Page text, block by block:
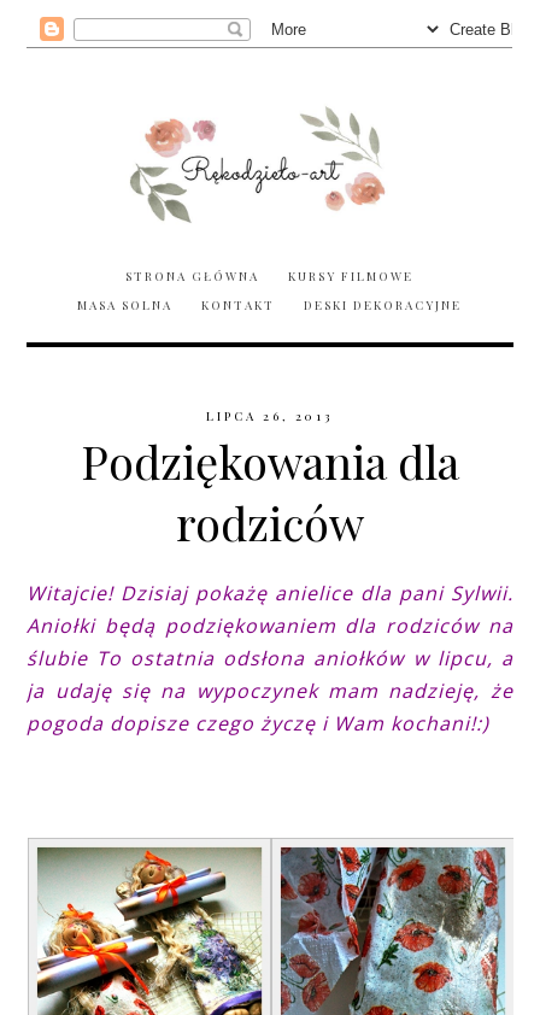
STRONA GŁÓWNA
KURSY FILMOWE
MASA SOLNA
KONTAKT DESKI DEKORACYJNE
LIPCA 26, 2013
Podziękowania dla
rodziców
Witajcie! Dzisiaj pokażę anielice dla pani Sylwii.
Aniołki będą podziękowaniem dla rodziców na
ślubie To ostatnia odsłona aniołków w lipcu, a
ja udaję się na wypoczynek mam nadzieję, że
pogoda dopisze czego życzę i Wam kochani!:)